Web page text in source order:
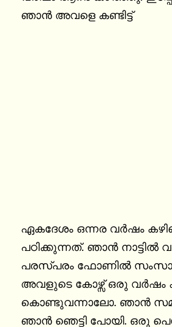
ഞാന്‍ അവളെ കണ്ടിട്ട്
ഏകദേശം ഒന്നര വര്‍ഷം കഴിഞ്ഞിരിക്കുന്നു.
പഠിക്കുന്നത്. ഞാന്‍
പരസ്പരം ഫോണില്‍
അവളുടെ കോഴ്സ് ഒരു വര്‍ഷം
കൊണ്ടുവന്നാലോ. ഞാന്‍
ഞാന്‍ ഞെട്ടി പോയി. ഒരു പെന്‍സില്‍ മാര്‍ക്ക്‌ എന്ന് ഞാന്‍ വിളിച്ച്